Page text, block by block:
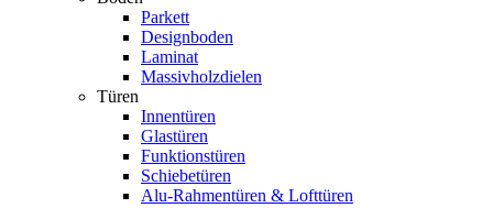
Parkett
Designboden
Laminat
Massivholzdielen
Türen
Innentüren
Glastüren
Funktionstüren
Schiebetüren
Alu-Rahmentüren & Lofttüren